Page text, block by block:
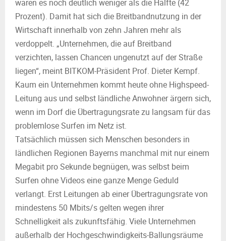
U
waren es noch deutlich weniger als die Hälfte (42
Prozent). Damit hat sich die Breitbandnutzung in der
Wirtschaft innerhalb von zehn Jahren mehr als
verdoppelt. „Unternehmen, die auf Breitband
verzichten, lassen Chancen ungenutzt auf der Straße
liegen“, meint BITKOM-Präsident Prof. Dieter Kempf.
Kaum ein Unternehmen kommt heute ohne Highspeed-
Leitung aus und selbst ländliche Anwohner ärgern sich,
wenn im Dorf die Übertragungsrate zu langsam für das
problemlose Surfen im Netz ist.
Tatsächlich müssen sich Menschen besonders in
ländlichen Regionen Bayerns manchmal mit nur einem
Megabit pro Sekunde begnügen, was selbst beim
Surfen ohne Videos eine ganze Menge Geduld
verlangt. Erst Leitungen ab einer Übertragungsrate von
mindestens 50 Mbits/s gelten wegen ihrer
Schnelligkeit als zukunftsfähig. Viele Unternehmen
außerhalb der Hochgeschwindigkeits-Ballungsräume